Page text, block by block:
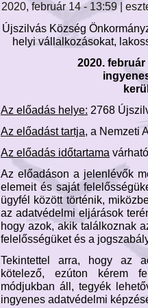
2020, február 14 - 13:59 |
Újszilvás Község
helyi vállalkozásokat,
2020.
Az előadás helye: 2768
Az előadást tartja, a Nemzeti
Az előadás időtartama
Az előadáson a jelenlévők
elemeit és saját
ügyfél között történik,
az adatvédelmi eljárások
hogy azok, akik találkoznak
felelősségüket és a
Tekintettel arra, hogy az
kötelező, ezúton kérem
módjukban áll, tegyék
ingyenes adatvédelmi